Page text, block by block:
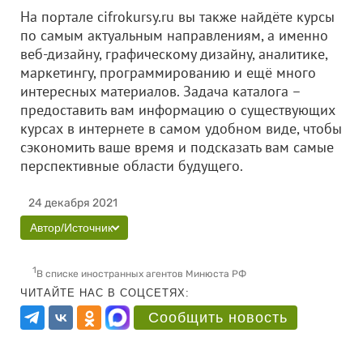
На портале cifrokursy.ru вы также найдёте курсы
по самым актуальным направлениям, а именно
веб-дизайну, графическому дизайну, аналитике,
маркетингу, программированию и ещё много
интересных материалов. Задача каталога –
предоставить вам информацию о существующих
курсах в интернете в самом удобном виде, чтобы
сэкономить ваше время и подсказать вам самые
перспективные области будущего.
24 декабря 2021
Автор/Источник
1В списке иностранных агентов Минюста РФ
ЧИТАЙТЕ НАС В СОЦСЕТЯХ:
Сообщить новость